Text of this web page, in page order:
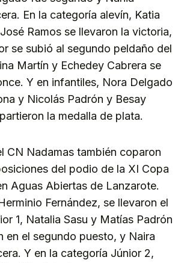
En la categoría alevín, Katia
Ramos se llevaron la victoria,
se subió al segundo peldaño del
Martín y Echedey Cabrera se
Y en infantiles, Nora Delgado
y Nicolás Padrón y Besay
la medalla de plata.
CN Nadamas también coparon
del podio de la XI Copa
Aguas Abiertas de Lanzarote.
Fernández, se llevaron el
1, Natalia Sasu y Matías Padrón
en el segundo puesto, y Naira
Y en la categoría Júnior 2,